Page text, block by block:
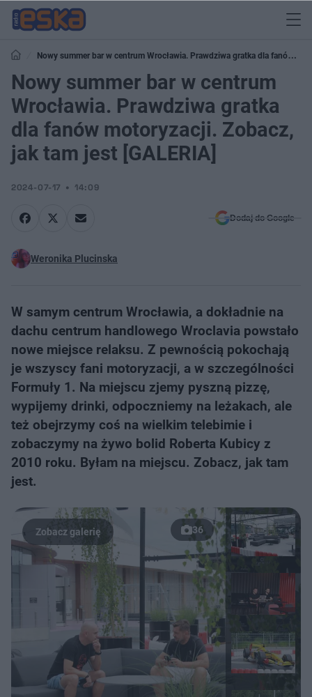
Nowy summer bar w centrum Wrocławia. Prawdziwa gratka dla fanów
motoryzacji. Zobacz, jak tam jest [GALERIA]
Nowy summer bar w centrum
Wrocławia. Prawdziwa gratka
dla fanów motoryzacji. Zobacz,
jak tam jest [GALERIA]
2024-07-17 14:09
Dodaj do Google
Weronika Plucinska
W samym centrum Wrocławia, a dokładnie na
dachu centrum handlowego Wroclavia powstało
nowe miejsce relaksu. Z pewnością pokochają
je wszyscy fani motoryzacji, a w szczególności
Formuły 1. Na miejscu zjemy pyszną pizzę,
wypijemy drinki, odpoczniemy na leżakach, ale
też obejrzymy coś na wielkim telebimie i
zobaczymy na żywo bolid Roberta Kubicy z
2010 roku. Byłam na miejscu. Zobacz, jak tam
jest.
36